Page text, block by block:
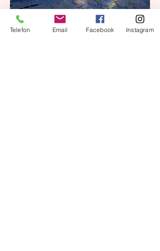
Telefon Email Facebook Instagram